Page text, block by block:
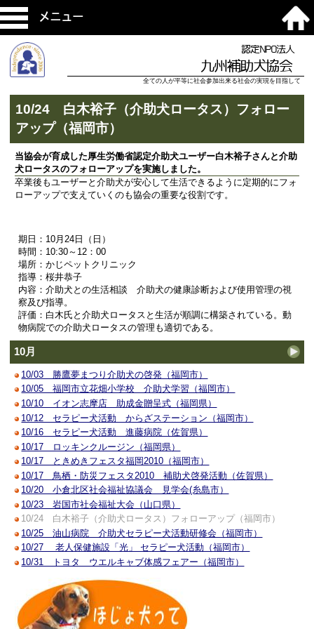
メニュー
認定NPO法人
九州補助犬協会
全ての人が平等に社会参加出来る社会の実現を目指して
10/24 白木裕子（介助犬ロータス）フォロー
アップ（福岡市）
当協会が育成した厚生労働省認定介助犬ユーザー白木裕子さんと介助
犬ロータスのフォローアップを実施しました。
卒業後もユーザーと介助犬が安心して生活できるように定期的にフォ
ローアップで支えていくのも協会の重要な役割です。
期日：10月24日（日）
時間：10:30～12：00
場所：かじペットクリニック
指導：桜井恭子
内容：介助犬との生活相談 介助犬の健康診断および使用管理の視
察及び指導。
評価：白木氏と介助犬ロータスと生活が順調に構築されている。動
物病院での介助犬ロータスの管理も適切である。
10月
10/03 勝鷹夢まつり介助犬の啓発（福岡市）
10/05 福岡市立花畑小学校 介助犬学習（福岡市）
10/10 イオン志摩店 助成金贈呈式（福岡県）
10/12 セラピー犬活動 からざステーション（福岡市）
10/16 セラピー犬活動 進藤病院（佐賀県）
10/17 ロッキンクルージン（福岡県）
10/17 ときめきフェスタ福岡2010（福岡市）
10/17 鳥栖・防災フェスタ2010 補助犬啓発活動（佐賀県）
10/20 小倉北区社会福祉協議会 見学会(糸島市）
10/23 岩国市社会福祉大会（山口県）
10/24 白木裕子（介助犬ロータス）フォローアップ（福岡市）
10/25 油山病院 介助犬セラピー犬活動研修会（福岡市）
10/27 老人保健施設「光」 セラピー犬活動（福岡市）
10/31 トヨタ ウエルキャブ体感フェアー（福岡市）